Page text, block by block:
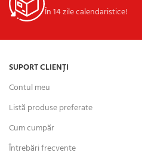
În 14 zile calendaristice!
SUPORT CLIENȚI
Contul meu
Listă produse preferate
Cum cumpăr
Întrebări frecvente